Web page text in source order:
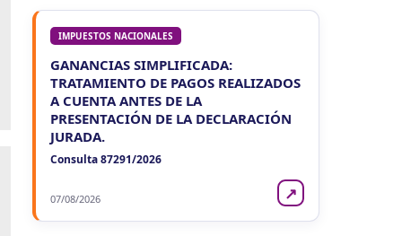
IMPUESTOS NACIONALES
GANANCIAS SIMPLIFICADA:
TRATAMIENTO DE PAGOS REALIZADOS
A CUENTA ANTES DE LA
PRESENTACIÓN DE LA DECLARACIÓN
JURADA.
Consulta 87291/2026
07/08/2026 ↗